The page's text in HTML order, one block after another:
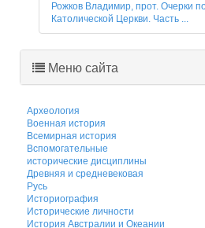
Рожков Владимир, прот. Очерки
Католической Церкви. Часть ...
Меню сайта
Археология
Военная история
Всемирная история
Вспомогательные
исторические дисциплины
Древняя и средневековая
Русь
Историография
Исторические личности
История Австралии и Океании